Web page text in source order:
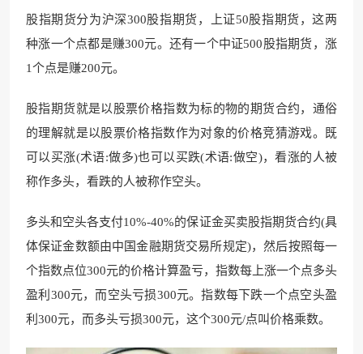
股指期货分为沪深300股指期货，上证50股指期货，这两
种涨一个点都是赚300元。还有一个中证500股指期货，涨
1个点是赚200元。
股指期货就是以股票价格指数为标的物的期货合约，通俗
的理解就是以股票价格指数作为对象的价格竞猜游戏。既
可以买涨(术语:做多)也可以买跌(术语:做空)，看涨的人被
称作多头，看跌的人被称作空头。
多头和空头各支付10%-40%的保证金买卖股指期货合约(具
体保证金数额由中国金融期货交易所规定)，然后按照每一
个指数点位300元的价格计算盈亏，指数每上涨一个点多头
盈利300元，而空头亏损300元。指数每下跌一个点空头盈
利300元，而多头亏损300元，这个300元/点叫价格乘数。